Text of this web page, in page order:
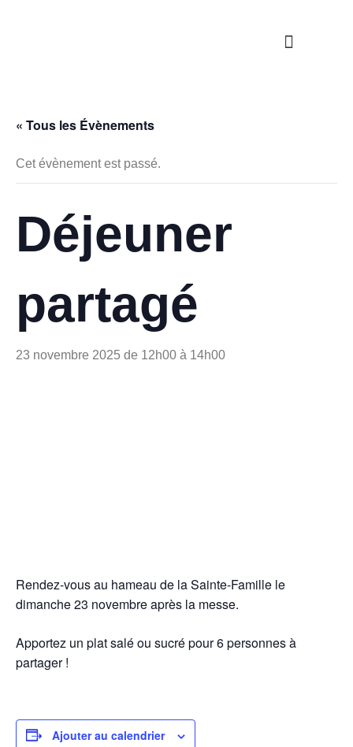
« Tous les Évènements
Cet évènement est passé.
Déjeuner
partagé
23 novembre 2025 de 12h00 à 14h00
Rendez-vous au hameau de la Sainte-Famille le
dimanche 23 novembre après la messe.
Apportez un plat salé ou sucré pour 6 personnes à
partager !
Ajouter au calendrier